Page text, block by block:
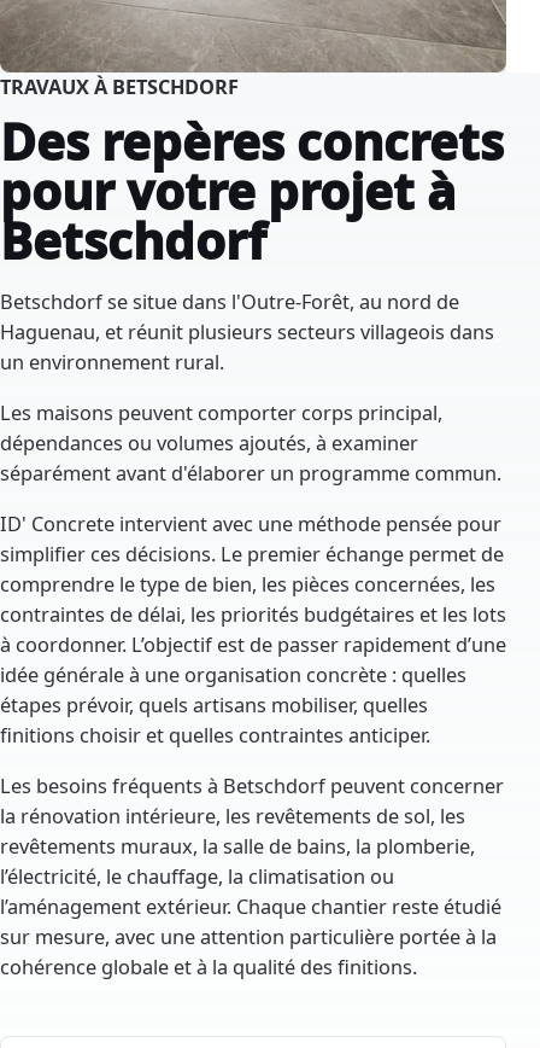
TRAVAUX À BETSCHDORF
Des repères concrets
pour votre projet à
Betschdorf
Betschdorf se situe dans l'Outre-Forêt, au nord de
Haguenau, et réunit plusieurs secteurs villageois dans
un environnement rural.
Les maisons peuvent comporter corps principal,
dépendances ou volumes ajoutés, à examiner
séparément avant d'élaborer un programme commun.
ID' Concrete intervient avec une méthode pensée pour
simplifier ces décisions. Le premier échange permet de
comprendre le type de bien, les pièces concernées, les
contraintes de délai, les priorités budgétaires et les lots
à coordonner. L’objectif est de passer rapidement d’une
idée générale à une organisation concrète : quelles
étapes prévoir, quels artisans mobiliser, quelles
finitions choisir et quelles contraintes anticiper.
Les besoins fréquents à Betschdorf peuvent concerner
la rénovation intérieure, les revêtements de sol, les
revêtements muraux, la salle de bains, la plomberie,
l’électricité, le chauffage, la climatisation ou
l’aménagement extérieur. Chaque chantier reste étudié
sur mesure, avec une attention particulière portée à la
cohérence globale et à la qualité des finitions.